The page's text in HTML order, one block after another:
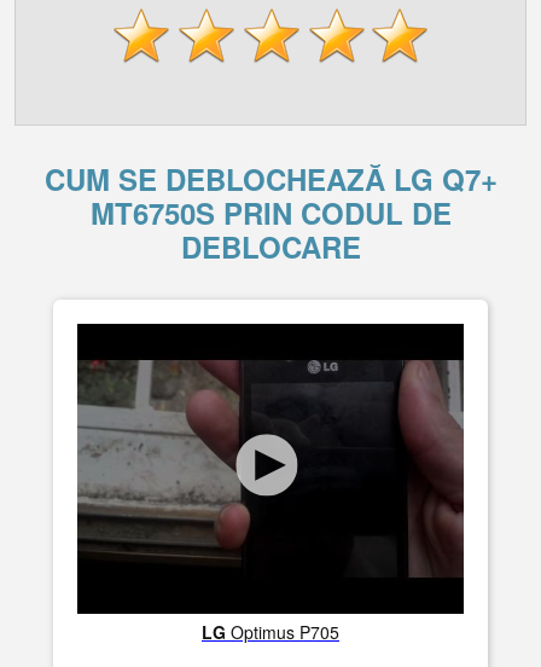
CUM SE DEBLOCHEAZĂ LG Q7+
MT6750S PRIN CODUL DE
DEBLOCARE
LG Optimus P705